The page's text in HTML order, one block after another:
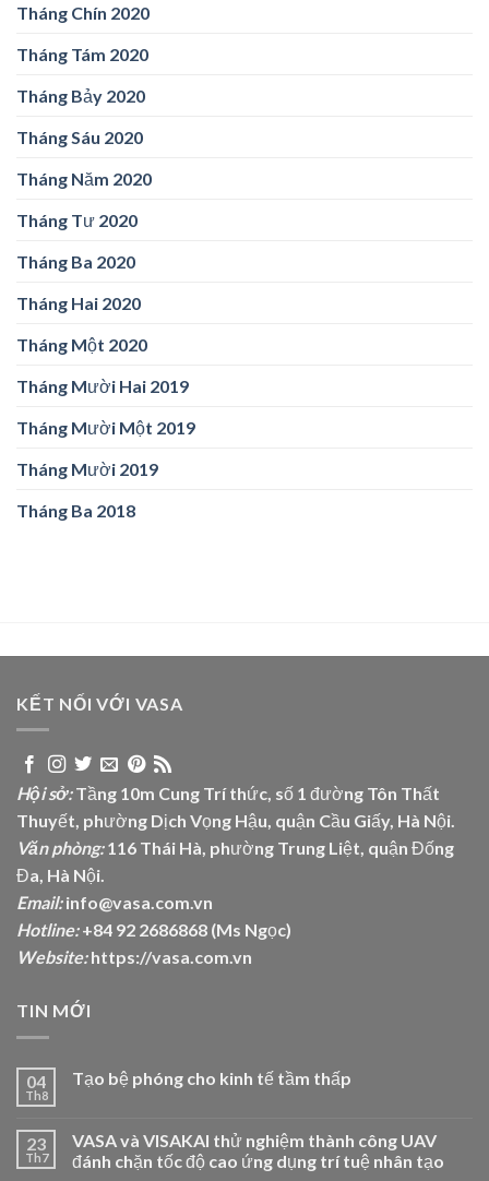
Tháng Chín 2020
Tháng Tám 2020
Tháng Bảy 2020
Tháng Sáu 2020
Tháng Năm 2020
Tháng Tư 2020
Tháng Ba 2020
Tháng Hai 2020
Tháng Một 2020
Tháng Mười Hai 2019
Tháng Mười Một 2019
Tháng Mười 2019
Tháng Ba 2018
KẾT NỐI VỚI VASA
Hội sở:Tầng 10m Cung Trí thức, số 1 đường Tôn Thất
Thuyết, phường Dịch Vọng Hậu, quận Cầu Giấy, Hà Nội.
Văn phòng:116 Thái Hà, phường Trung Liệt, quận Đống
Đa, Hà Nội.
Email:info@vasa.com.vn
Hotline:+84 92 2686868 (Ms Ngọc)
Website: https://vasa.com.vn
TIN MỚI
04
Th8
Tạo bệ phóng cho kinh tế tầm thấp
23
Th7
VASA và VISAKAI thử nghiệm thành công UAV
đánh chặn tốc độ cao ứng dụng trí tuệ nhân tạo